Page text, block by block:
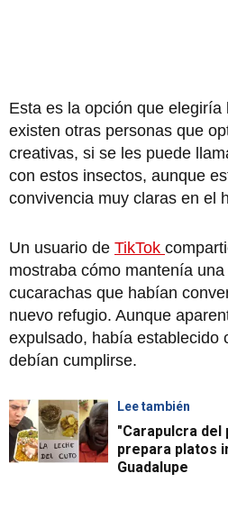
Esta es la opción que
existen otras personas que
creativas, si se les puede
con estos insectos, aunque
convivencia muy claras en el
Un usuario de TikTok
mostraba cómo mantenía
cucarachas que habían
nuevo refugio. Aunque
expulsado, había establecido
debían cumplirse.
Lee también
"Carapulcra del
prepara platos
Guadalupe